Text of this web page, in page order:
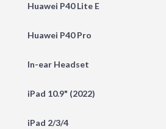
Huawei P40 Lite E
Huawei P40 Pro
In-ear Headset
iPad 10.9" (2022)
iPad 2/3/4